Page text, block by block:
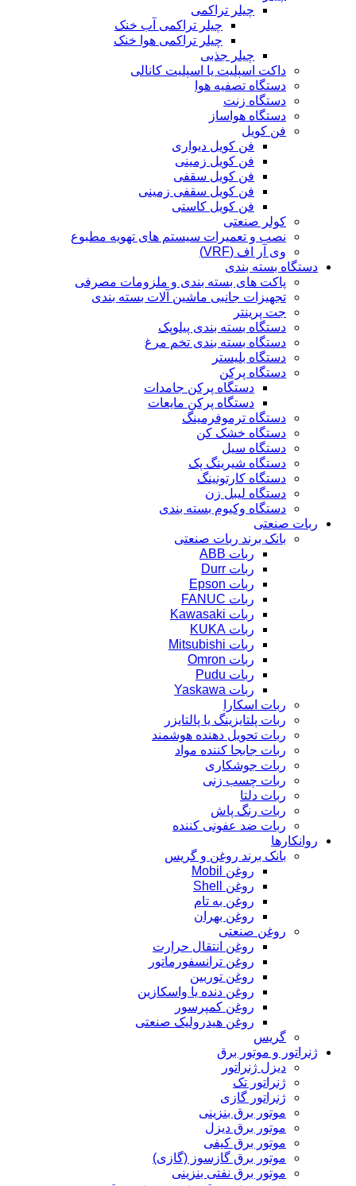
چیلر تراکمی
چیلر تراکمی آب خنک
چیلر تراکمی هوا خنک
چیلر جذبی
داکت اسپلیت یا اسپلیت کانالی
دستگاه تصفیه هوا
دستگاه زنت
دستگاه هواساز
فن کویل
فن کویل دیواری
فن کویل زمینی
فن کویل سقفی
فن کویل سقفی زمینی
فن کویل کاستی
کولر صنعتی
نصب و تعمیرات سیستم های تهویه مطبوع
وی آر اف (VRF)
دستگاه بسته بندی
پاکت های بسته بندی و ملزومات مصرفی
تجهیزات جانبی ماشین آلات بسته بندی
جت پرینتر
دستگاه بسته بندی پیلوپک
دستگاه بسته بندی تخم مرغ
دستگاه بلیستر
دستگاه پرکن
دستگاه پرکن جامدات
دستگاه پرکن مایعات
دستگاه ترموفرمینگ
دستگاه خشک کن
دستگاه سیل
دستگاه شیرینگ پک
دستگاه کارتونینگ
دستگاه لیبل زن
دستگاه وکیوم بسته بندی
ربات صنعتی
بانک برند ربات صنعتی
ربات ABB
ربات Durr
ربات Epson
ربات FANUC
ربات Kawasaki
ربات KUKA
ربات Mitsubishi
ربات Omron
ربات Pudu
ربات Yaskawa
ربات اسکارا
ربات پلتایزینگ یا پالتایزر
ربات تحویل دهنده هوشمند
ربات جابجا کننده مواد
ربات جوشکاری
ربات چسب زنی
ربات دلتا
ربات رنگ پاش
ربات ضد عفونی کننده
روانکارها
بانک برند روغن و گریس
روغن Mobil
روغن Shell
روغن به تام
روغن بهران
روغن صنعتی
روغن انتقال حرارت
روغن ترانسفورماتور
روغن توربین
روغن دنده یا واسکازین
روغن کمپرسور
روغن هیدرولیک صنعتی
گریس
ژنراتور و موتور برق
دیزل ژنراتور
ژنراتور تک
ژنراتور گازی
موتور برق بنزینی
موتور برق دیزل
موتور برق کیفی
موتور برق گازسوز (گازی)
موتور برق نفتی بنزینی